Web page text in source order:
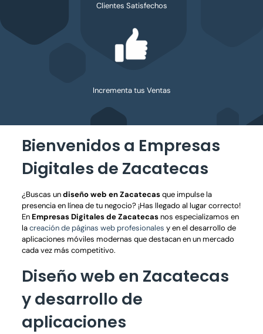
Clientes Satisfechos
Incrementa tus Ventas
Bienvenidos a Empresas
Digitales de Zacatecas
¿Buscas undiseño web en Zacatecasque impulse la
presencia en línea de tu negocio? ¡Has llegado al lugar correcto!
EnEmpresas Digitales de Zacatecasnos especializamos en
lacreación de páginas web profesionales y en el desarrollo de
aplicaciones móviles modernas que destacan en un mercado
cada vez más competitivo.
Diseño web en Zacatecas
y desarrollo de
aplicaciones